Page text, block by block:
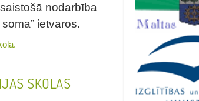
nodarbība
ietvaros.
SKOLAS